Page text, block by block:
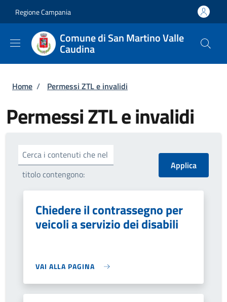
Regione Campania
Comune di San Martino Valle
Caudina
Briciole di pane
Home / Permessi ZTL e invalidi
Permessi ZTL e invalidi
Cerca i contenuti che nel
titolo contengono:
Chiedere il contrassegno per
veicoli a servizio dei disabili
VAI ALLA PAGINA